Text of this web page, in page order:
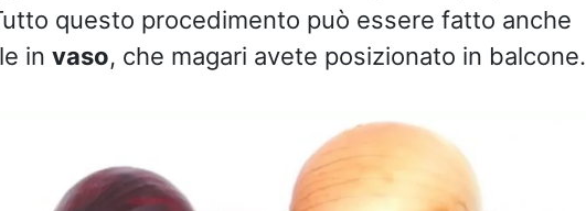
questo procedimento può essere fatto anche
in vaso, che magari avete posizionato in balcone.